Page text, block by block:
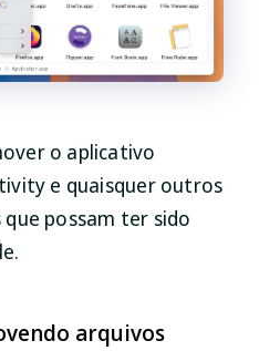
o aplicativo
e quaisquer outros
possam ter sido
arquivos